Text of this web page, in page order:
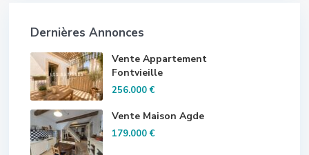
Dernières Annonces
Vente Appartement
Fontvieille
256.000 €
Vente Maison Agde
179.000 €